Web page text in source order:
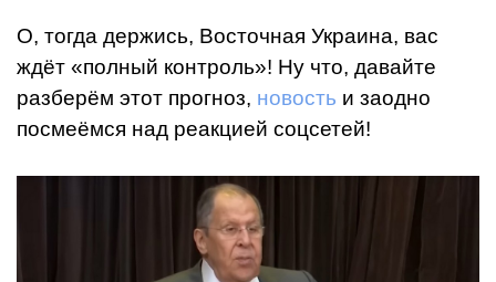
О, тогда держись, Восточная Украина, вас
ждёт «полный контроль»! Ну что, давайте
разберём этот прогноз, новость и заодно
посмеёмся над реакцией соцсетей!